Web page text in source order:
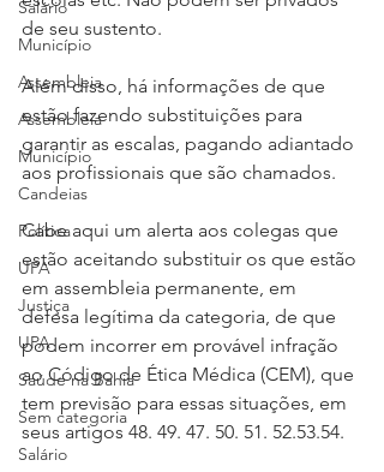
Salário
Município
Assembleia
Assembleia
Município
Candeias
Política
UPA
Justiça
UPA
Saúde na Bahia
Sem categoria
Salário
de seu sustento.
Além disso, há informações de que
estão fazendo substituições para
garantir as escalas, pagando adiantado
aos profissionais que são chamados.
Cabe aqui um alerta aos colegas que
estão aceitando substituir os que estão
em assembleia permanente, em
defesa legítima da categoria, de que
podem incorrer em provável infração
ao Código de Ética Médica (CEM), que
tem previsão para essas situações, em
seus artigos 48. 49. 47. 50. 51. 52.53.54.